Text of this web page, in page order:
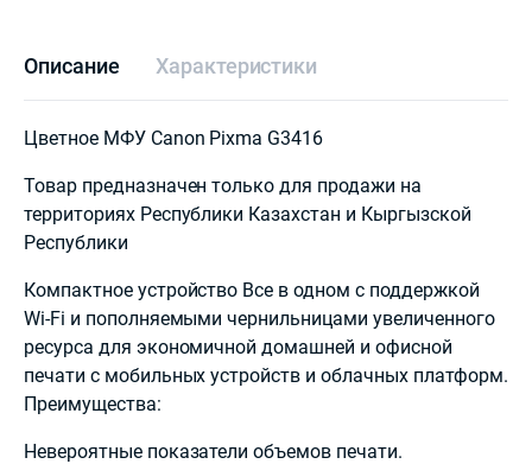
Описание Характеристики
Цветное МФУ Canon Pixma G3416
Товар предназначен только для продажи на
территориях Республики Казахстан и Кыргызской
Республики
Компактное устройство Все в одном с поддержкой
Wi-Fi и пополняемыми чернильницами увеличенного
ресурса для экономичной домашней и офисной
печати с мобильных устройств и облачных платформ.
Преимущества:
Невероятные показатели объемов печати.